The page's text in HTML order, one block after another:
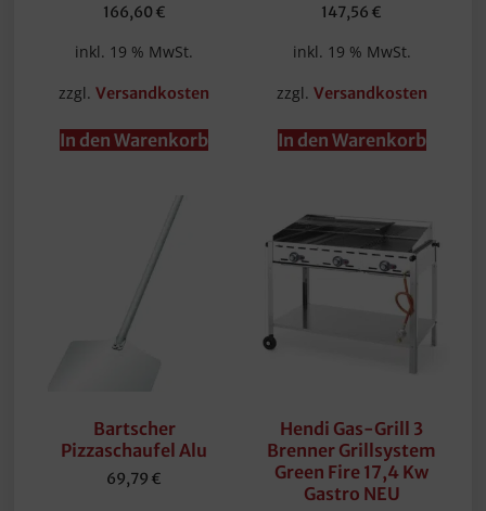
166,60 €
inkl. 19 % MwSt.
zzgl.Versandkosten
In den Warenkorb
147,56 €
inkl. 19 % MwSt.
zzgl. Versandkosten
In den Warenkorb
Bartscher
Pizzaschaufel Alu
69,79 €
Hendi Gas-Grill 3
Brenner Grillsystem
Green Fire 17,4 Kw
Gastro NEU